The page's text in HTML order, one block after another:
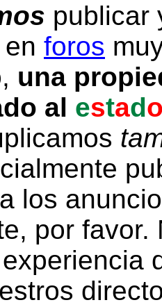
publicar
foros
una
al estad
a los
por